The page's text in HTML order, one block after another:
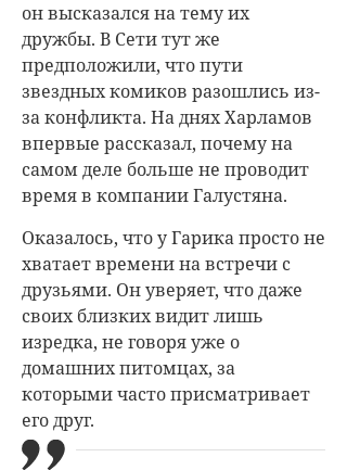
он высказался на тему их
дружбы. В Сети тут же
предположили, что пути
звездных комиков разошлись из-
за конфликта. На днях Харламов
впервые рассказал, почему на
самом деле больше не проводит
время в компании Галустяна.
Оказалось, что у Гарика просто не
хватает времени на встречи с
друзьями. Он уверяет, что даже
своих близких видит лишь
изредка, не говоря уже о
домашних питомцах, за
которыми часто присматривает
его друг.